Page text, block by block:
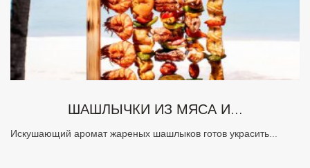
ШАШЛЫЧКИ ИЗ МЯСА И...
Искушающий аромат жареных шашлыков готов украсить...